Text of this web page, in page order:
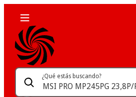
¿Qué estás buscando?